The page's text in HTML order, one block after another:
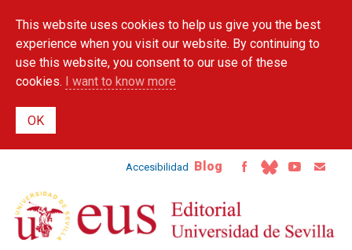
main
content
This website uses cookies to help us give you the best
experience when you visit our website. By continuing to
use this website, you consent to our use of these
cookies. I want to know more
Accesibilidad Blog